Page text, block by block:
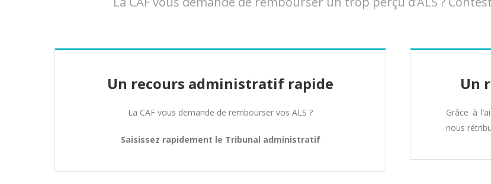
Un recours administratif rapide
La CAF vous demande de rembourser vos ALS ?
Saisissez rapidement le Tribunal administratif
Un
Grâce à
nous